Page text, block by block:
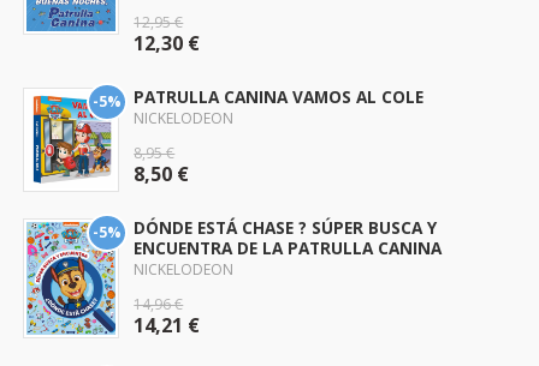
12,95 €
12,30 €
-5% PATRULLA CANINA VAMOS AL COLE
NICKELODEON
8,95 €
8,50 €
-5%
DÓNDE ESTÁ CHASE ? SÚPER BUSCA Y
ENCUENTRA DE LA PATRULLA CANINA
NICKELODEON
14,96 €
14,21 €